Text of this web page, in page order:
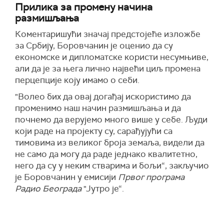
Прилика за промену начина
размишљања
Коментаришући значај предстојеће изложбе
за Србију, Боровчанин је оценио да су
економске и дипломатске користи несумњиве,
али да је за њега лично највећи циљ промена
перцепције коју имамо о себи.
"Волео бих да овај догађај искористимо да
променимо наш начин размишљања и да
почнемо да верујемо много више у себе. Људи
који раде на пројекту су, сарађујући са
тимовима из великог броја земаља, видели да
не само да могу да раде једнако квалитетно,
него да су у неким стварима и бољи“, закључио
је Боровчанин у емисији Првог програма
Радио Београда"Јутро је“.